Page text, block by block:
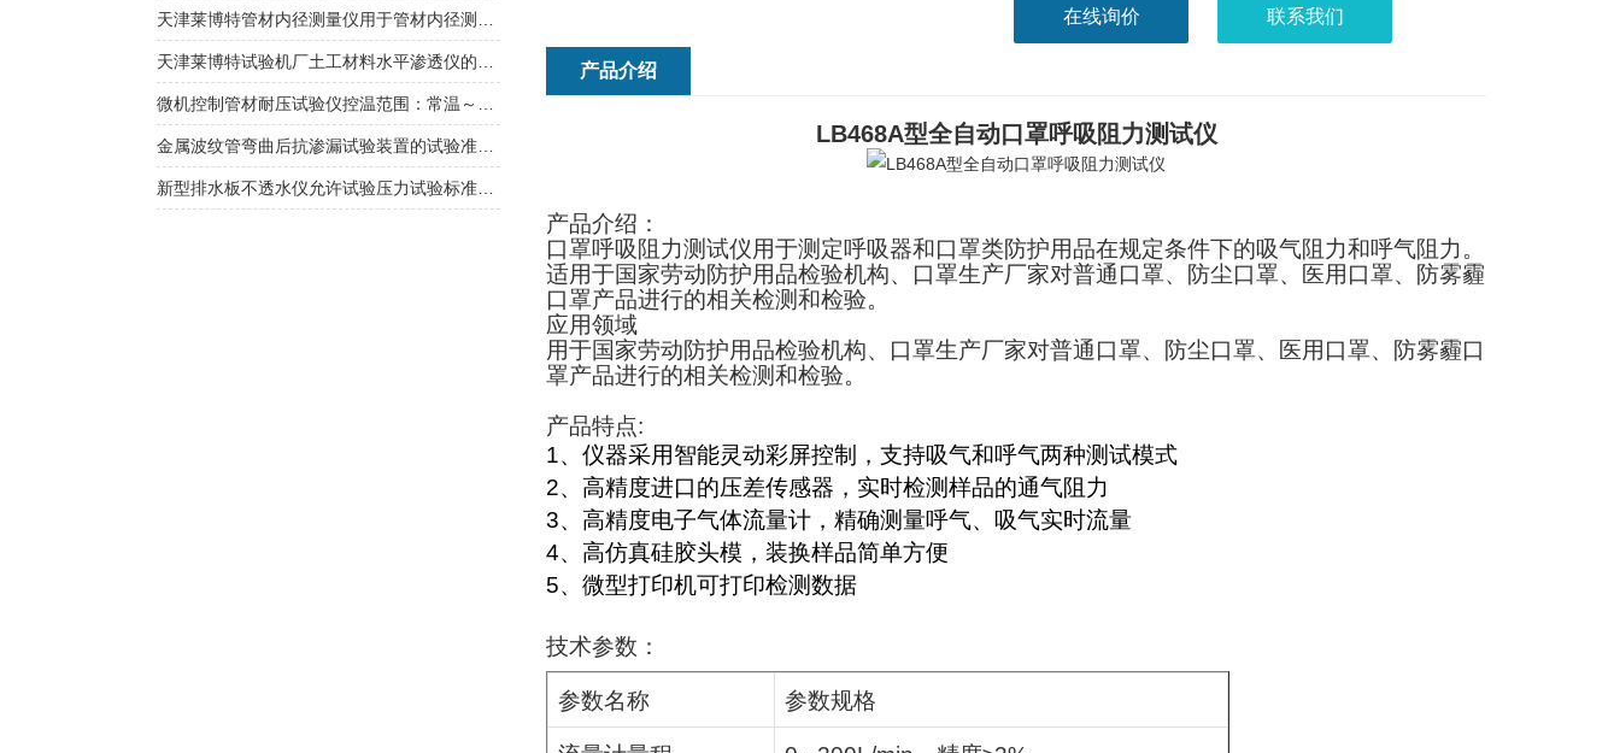
在线询价 联系我们
产品介绍
LB468A型全自动口罩呼吸阻力测试仪
产品介绍：
口罩呼吸阻力测试仪用于测定呼吸器和口罩类防护用品在规定条件下的吸气阻力和呼气阻力。
适用于国家劳动防护用品检验机构、口罩生产厂家对普通口罩、防尘口罩、医用口罩、防雾霾
口罩产品进行的相关检测和检验。
应用领域
用于国家劳动防护用品检验机构、口罩生产厂家对普通口罩、防尘口罩、医用口罩、防雾霾口
罩产品进行的相关检测和检验。
产品特点:
1、仪器采用智能灵动彩屏控制，支持吸气和呼气两种测试模式
2、高精度进口的压差传感器，实时检测样品的通气阻力
3、高精度电子气体流量计，精确测量呼气、吸气实时流量
4、高仿真硅胶头模，装换样品简单方便
5、微型打印机可打印检测数据
技术参数：
参数名称 参数规格
金属波纹管弯曲后抗渗漏试验装置的试验准备工作及方法
新型排水板不透水仪允许试验压力试验标准介绍